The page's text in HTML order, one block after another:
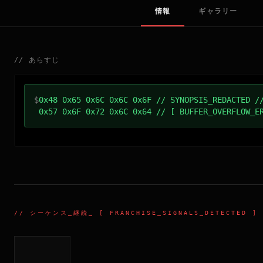
情報 ギャラリー
// あらすじ
$0x48 0x65 0x6C 0x6C 0x6F // SYNOPSIS_REDACTED
0x57 0x6F 0x72 0x6C 0x64 // [
// シーケンス_継続 _ [ FRANCHISE_SIGNALS_DETECTED ]